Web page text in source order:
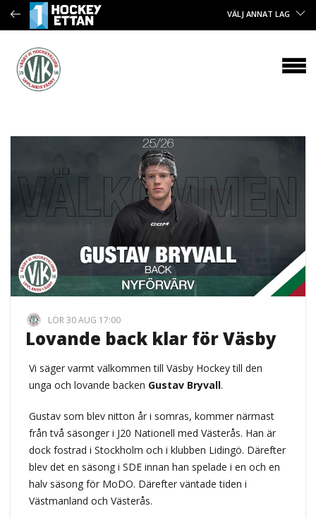
VÄLJ ANNAT LAG
LÖR 30 AUG 17:00
Lovande back klar för Väsby
Vi säger varmt välkommen till Väsby Hockey till den
unga och lovande backen Gustav Bryvall.
Gustav som blev nitton år i somras, kommer närmast
från två säsonger i J20 Nationell med Västerås. Han är
dock fostrad i Stockholm och i klubben Lidingö. Därefter
blev det en säsong i SDE innan han spelade i en och en
halv säsong för MoDO. Därefter väntade tiden i
Västmanland och Västerås.